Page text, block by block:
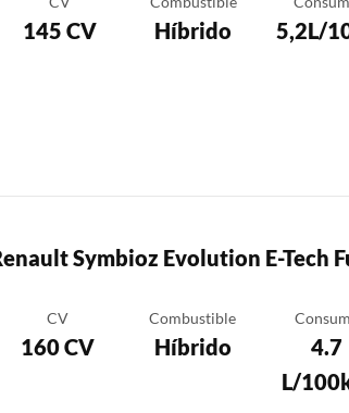
145 CV Híbrido 5,2L/
Symbioz Evolution E-Tech
CV
160 CV
Combustible
Híbrido
4.7
L/